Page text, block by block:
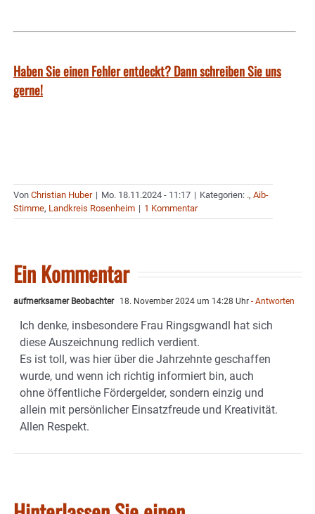
Haben Sie einen Fehler entdeckt? Dann schreiben Sie uns
gerne!
Von Christian Huber | Mo. 18.11.2024 - 11:17 | Kategorien: ., Aib-
Stimme, Landkreis Rosenheim | 1 Kommentar
Ein Kommentar
aufmerksamer Beobachter 18. November 2024 um 14:28 Uhr - Antworten
Ich denke, insbesondere Frau Ringsgwandl hat sich
diese Auszeichnung redlich verdient.
Es ist toll, was hier über die Jahrzehnte geschaffen
wurde, und wenn ich richtig informiert bin, auch
ohne öffentliche Fördergelder, sondern einzig und
allein mit persönlicher Einsatzfreude und Kreativität.
Allen Respekt.